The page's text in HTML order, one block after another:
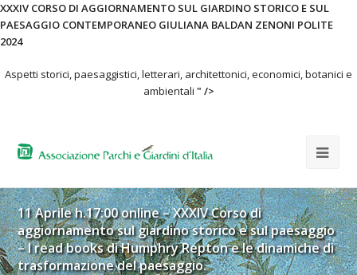
XXXIV CORSO DI AGGIORNAMENTO SUL GIARDINO STORICO E SUL
PAESAGGIO CONTEMPORANEO GIULIANA BALDAN ZENONI POLITE
2024
Aspetti storici, paesaggistici, letterari, architettonici, economici, botanici e
ambientali " />
11 Aprile h.17:00 online – XXXIV Corso di
aggiornamento sul giardino storico e sul paesaggio
– I read books di Humphry Repton e le dinamiche di
trasformazione del paesaggio.